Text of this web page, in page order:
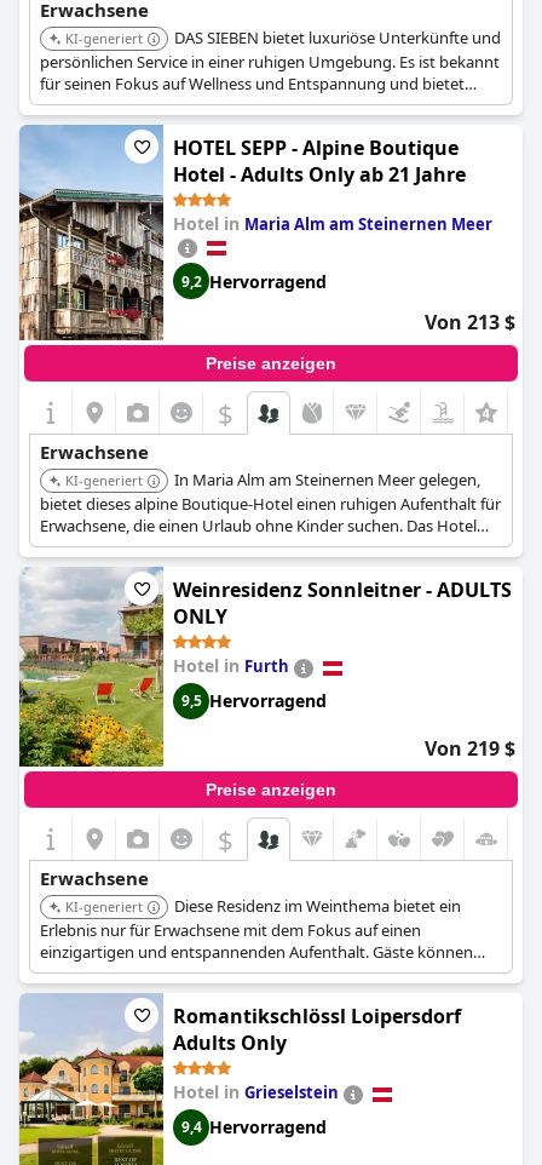
Erwachsene
KI-generiert
DAS SIEBEN bietet luxuriöse Unterkünfte und
persönlichen Service in einer ruhigen Umgebung. Es ist bekannt
für seinen Fokus auf Wellness und Entspannung und bietet
Erwachsenen, die Erholung suchen, einen ruhigen Rückzugsort.
HOTEL SEPP - Alpine Boutique
Hotel - Adults Only ab 21 Jahre
Hotel in Maria Alm am Steinernen Meer
9,2 Hervorragend
Von 213 $
Preise anzeigen
$
Erwachsene
KI-generiert
In Maria Alm am Steinernen Meer gelegen,
bietet dieses alpine Boutique-Hotel einen ruhigen Aufenthalt für
Erwachsene, die einen Urlaub ohne Kinder suchen. Das Hotel
verfügt über einen Wellnessbereich mit Sauna, Dampfbad und
beheiztem Dachpool sowie ein Fitnesscenter und eine Lounge.
Die umliegenden Berge und Wälder bieten Möglichkeiten für
Outdoor-Aktivitäten.
Weinresidenz Sonnleitner - ADULTS
ONLY
Hotel in Furth
9,5 Hervorragend
Von 219 $
Preise anzeigen
$
Erwachsene
KI-generiert
Diese Residenz im Weinthema bietet ein
Erlebnis nur für Erwachsene mit dem Fokus auf einen
einzigartigen und entspannenden Aufenthalt. Gäste können
weinbezogene Aktivitäten und eine ruhige Umgebung
genießen.
Romantikschlössl Loipersdorf
Adults Only
Hotel in Grieselstein
9,4 Hervorragend